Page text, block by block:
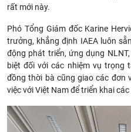
rất mới này.
Phó Tổng Giám đốc Karine
trưởng, khẳng định IAEA luôn
động phát triển, ứng dụng
biệt đối với các nhiệm vụ trọng
đồng thời bà cũng giao các đơn
việc với Việt Nam để triển khai